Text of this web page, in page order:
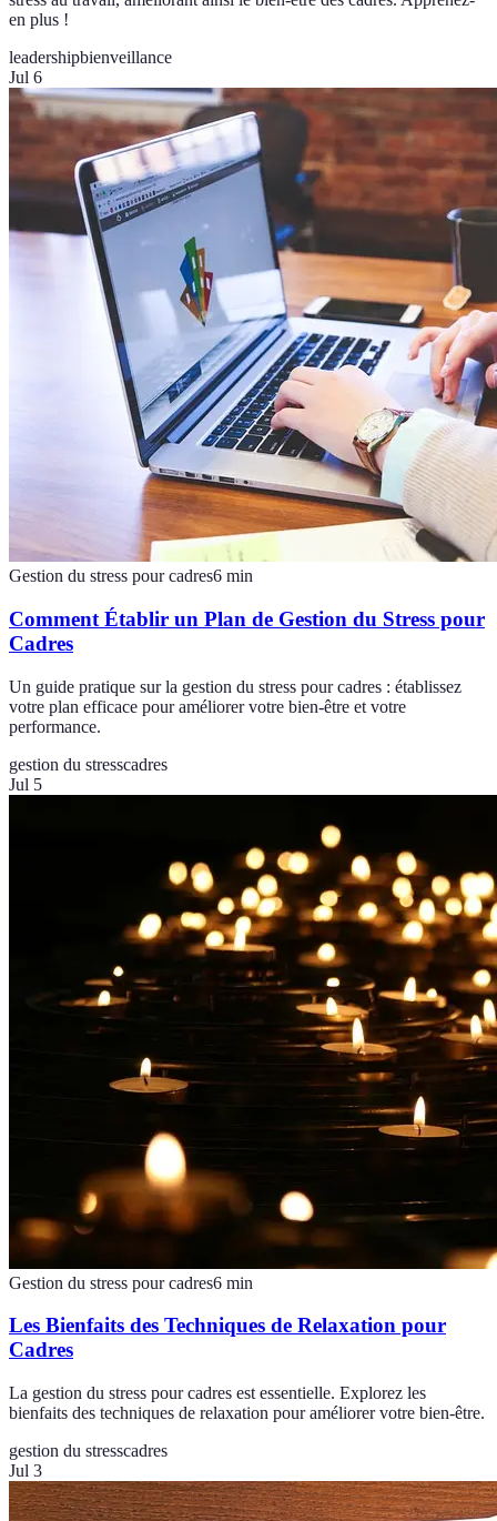
en plus !
leadershipbienveillance
Jul 6
Gestion du stress pour cadres6 min
Comment Établir un Plan de Gestion du Stress pour
Cadres
Un guide pratique sur la gestion du stress pour cadres : établissez
votre plan efficace pour améliorer votre bien-être et votre
performance.
gestion du stresscadres
Jul 5
Gestion du stress pour cadres6 min
Les Bienfaits des Techniques de Relaxation pour
Cadres
La gestion du stress pour cadres est essentielle. Explorez les
bienfaits des techniques de relaxation pour améliorer votre bien-être.
gestion du stresscadres
Jul 3